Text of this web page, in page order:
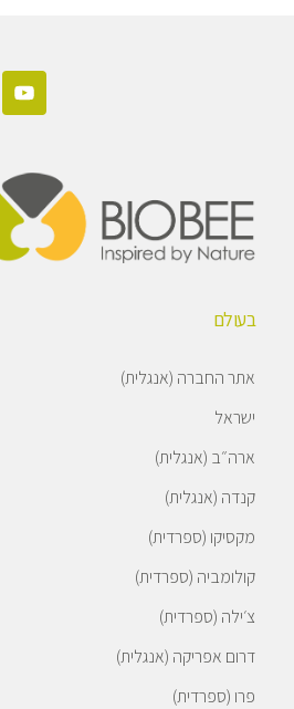
בעולם
אתר החברה (אנגלית)
ישראל
ארה״ב (אנגלית)
קנדה (אנגלית)
מקסיקו (ספרדית)
קולומביה (ספרדית)
צ׳ילה (ספרדית)
דרום אפריקה (אנגלית)
פרו (ספרדית)